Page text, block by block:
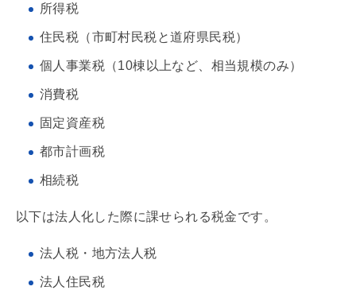
所得税
住民税（市町村民税と道府県民税）
個人事業税（10棟以上など、相当規模のみ）
消費税
固定資産税
都市計画税
相続税
以下は法人化した際に課せられる税金です。
法人税・地方法人税
法人住民税